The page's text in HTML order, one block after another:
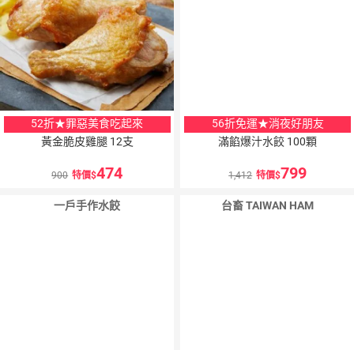
52折★罪惡美食吃起來
黃金脆皮雞腿 12支
900 特價 474
56折免運★消夜好朋友
滿餡爆汁水餃 100顆
1,412 特價 799
一戶手作水餃 台畜 TAIWAN HAM